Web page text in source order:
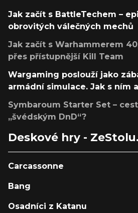
Jak začít s BattleTechem –
obrovitých válečných mechů
Jak začít s Warhammerem
přes přístupnější Kill Team
Wargaming poslouží jako
armádní simulace. Jak s ním
Symbaroum Starter Set –
„švédským DnD“?
Deskové hry -
Carcassonne
Bang
Osadníci z Katanu